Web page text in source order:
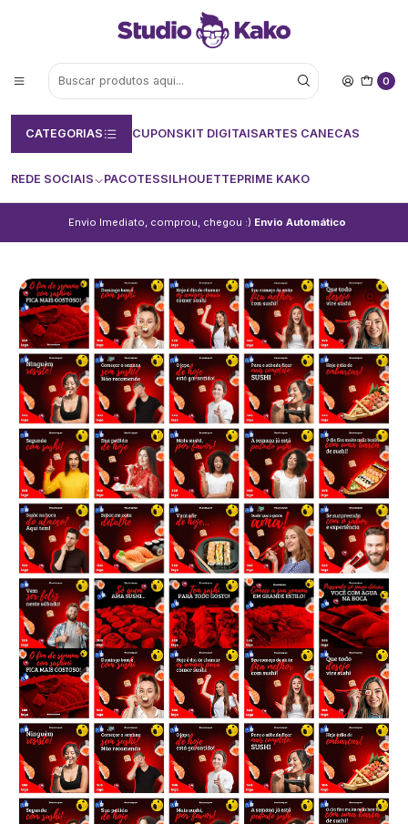
0
CATEGORIAS CUPONSKIT DIGITAISARTES CANECAS
REDE SOCIAIS PACOTESSILHOUETTEPRIME KAKO
Envio Imediato, comprou, chegou :) Envio Automático